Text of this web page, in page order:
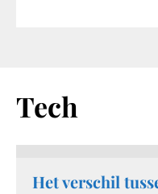
Tech
Het verschil